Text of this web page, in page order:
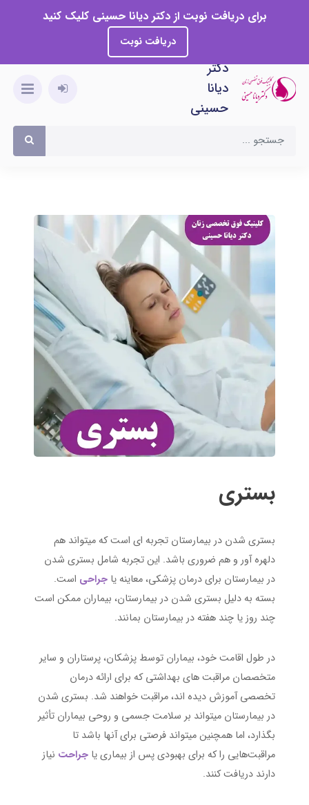
برای دریافت نوبت از دکتر دیانا حسینی کلیک کنید
دریافت نوبت
دکتر
دیانا
حسینی
بستری
بستری شدن در بیمارستان تجربه ای است که میتواند هم
دلهره آور و هم ضروری باشد. این تجربه شامل بستری شدن
در بیمارستان برای درمان پزشکی، معاینه یا جراحی است.
بسته به دلیل بستری شدن در بیمارستان، بیماران ممکن است
چند روز یا چند هفته در بیمارستان بمانند.
در طول اقامت خود، بیماران توسط پزشکان، پرستاران و سایر
متخصصان مراقبت های بهداشتی که برای ارائه درمان
تخصصی آموزش دیده اند، مراقبت خواهند شد. بستری شدن
در بیمارستان میتواند بر سلامت جسمی و روحی بیماران تأثیر
بگذارد، اما همچنین میتواند فرصتی برای آنها باشد تا
مراقبت‌هایی را که برای بهبودی پس از بیماری یا جراحت نیاز
دارند دریافت کنند.